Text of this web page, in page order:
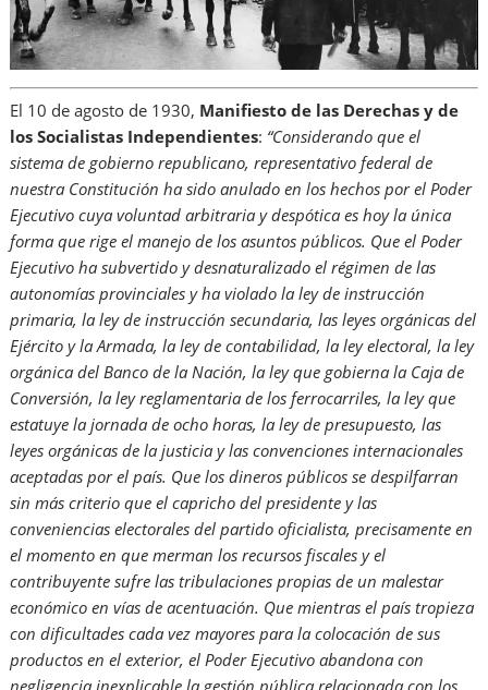
El 10 de agosto de 1930, Manifiesto de las Derechas y de
los Socialistas Independientes: “Considerando que el
sistema de gobierno republicano, representativo federal de
nuestra Constitución ha sido anulado en los hechos por el Poder
Ejecutivo cuya voluntad arbitraria y despótica es hoy la única
forma que rige el manejo de los asuntos públicos. Que el Poder
Ejecutivo ha subvertido y desnaturalizado el régimen de las
autonomías provinciales y ha violado la ley de instrucción
primaria, la ley de instrucción secundaria, las leyes orgánicas del
Ejército y la Armada, la ley de contabilidad, la ley electoral, la ley
orgánica del Banco de la Nación, la ley que gobierna la Caja de
Conversión, la ley reglamentaria de los ferrocarriles, la ley que
estatuye la jornada de ocho horas, la ley de presupuesto, las
leyes orgánicas de la justicia y las convenciones internacionales
aceptadas por el país. Que los dineros públicos se despilfarran
sin más criterio que el capricho del presidente y las
conveniencias electorales del partido oficialista, precisamente en
el momento en que merman los recursos fiscales y el
contribuyente sufre las tribulaciones propias de un malestar
económico en vías de acentuación. Que mientras el país tropieza
con dificultades cada vez mayores para la colocación de sus
productos en el exterior, el Poder Ejecutivo abandona con